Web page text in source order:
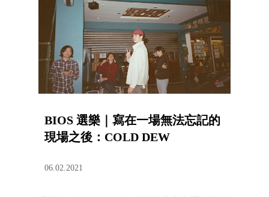
BIOS 選樂｜寫在一場無法忘記的
現場之後：COLD DEW
06.02.2021